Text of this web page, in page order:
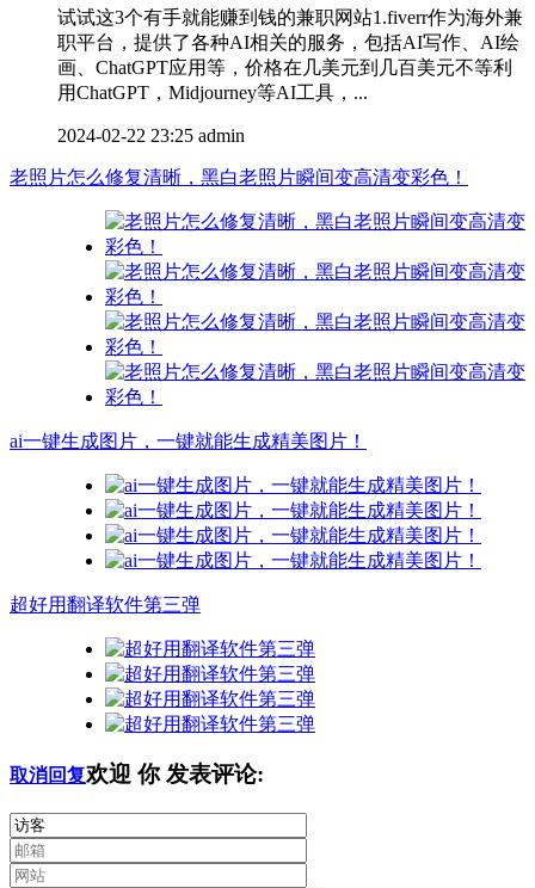
试试这3个有手就能赚到钱的兼职网站1.fiverr作为海外兼
职平台，提供了各种AI相关的服务，包括AI写作、AI绘
画、ChatGPT应用等，价格在几美元到几百美元不等利
用ChatGPT，Midjourney等AI工具，...
2024-02-22 23:25 admin
老照片怎么修复清晰，黑白老照片瞬间变高清变彩色！
ai一键生成图片，一键就能生成精美图片！
超好用翻译软件第三弹
取消回复欢迎 你发表评论: